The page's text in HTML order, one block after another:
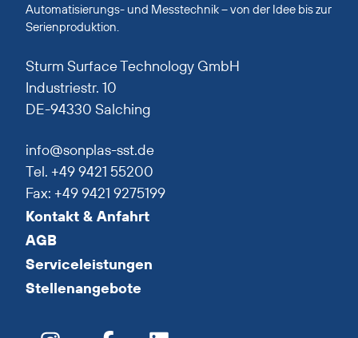
Automatisierungs- und Messtechnik – von der Idee bis zur
Serienproduktion.
Sturm Surface Technology GmbH
Industriestr. 10
DE-94330 Salching
info@sonplas-sst.de
Tel. +49 9421 55200
Fax: +49 9421 9275199
Kontakt & Anfahrt
AGB
Serviceleistungen
Stellenangebote